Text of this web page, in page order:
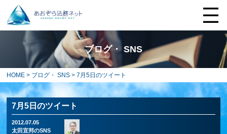
ブログ・ SNS
HOME > ブログ・ SNS > 7月5日のツイート
7月5日のツイート
2012.07.05
太田宜邦のSNS